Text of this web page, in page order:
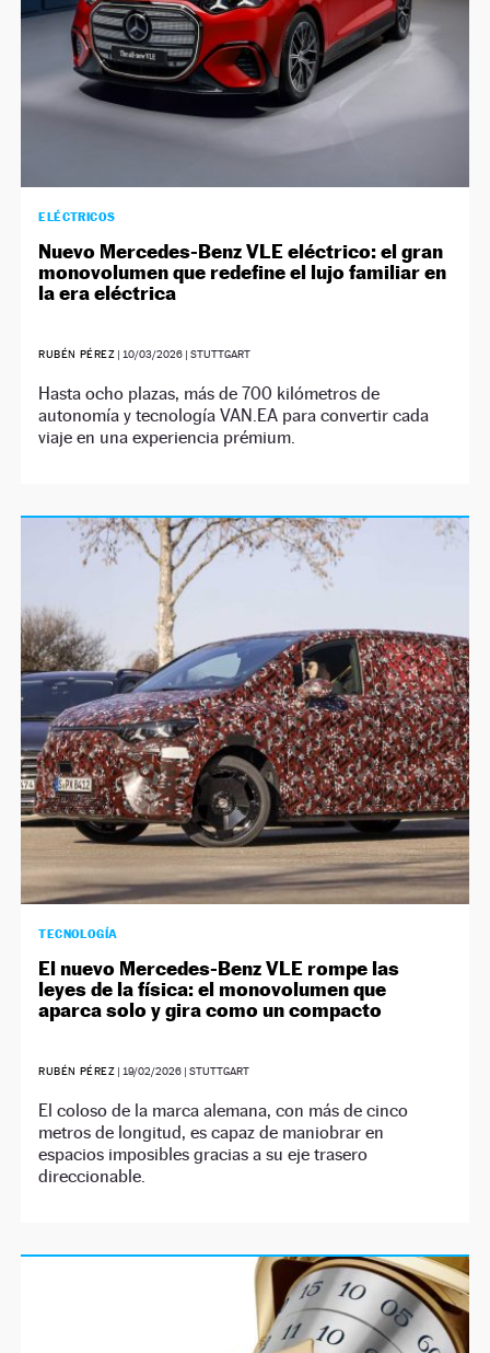
ELÉCTRICOS
Nuevo Mercedes-Benz VLE eléctrico: el gran
monovolumen que redefine el lujo familiar en
la era eléctrica
RUBÉN PÉREZ | 10/03/2026 | STUTTGART
Hasta ocho plazas, más de 700 kilómetros de
autonomía y tecnología VAN.EA para convertir cada
viaje en una experiencia prémium.
TECNOLOGÍA
El nuevo Mercedes-Benz VLE rompe las
leyes de la física: el monovolumen que
aparca solo y gira como un compacto
RUBÉN PÉREZ | 19/02/2026 | STUTTGART
El coloso de la marca alemana, con más de cinco
metros de longitud, es capaz de maniobrar en
espacios imposibles gracias a su eje trasero
direccionable.